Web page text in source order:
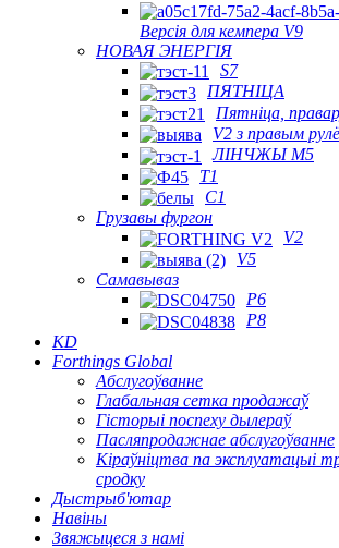
Версія для кемпера V9
НОВАЯ ЭНЕРГІЯ
S7
ПЯТНІЦА
Пятніца,
V2 з правым
ЛІНЧЖЫ М5
T1
C1
Грузавы фургон
V2
V5
Самавываз
P6
P8
KD
Forthings Global
Абслугоўванне
Глабальная сетка продажаў
Гісторыі поспеху дылераў
Пасляпродажнае абслугоўванне
Кіраўніцтва па эксплуатацыі
сродку
Дыстрыб'ютар
Навіны
Звяжыцеся з намі